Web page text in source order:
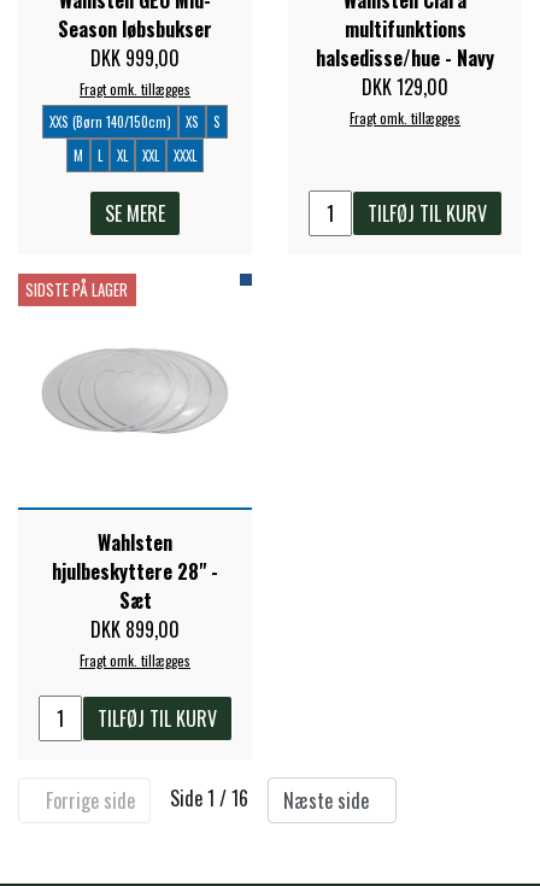
Season løbsbukser
DKK 999,00
Fragt omk. tillægges
XXS (Børn 140/150cm)
XS
S
M
L XL XXL XXXL
SE MERE
multifunktions
halsedisse/hue - Navy
DKK 129,00
Fragt omk. tillægges
TILFØJ TIL KURV
SIDSTE PÅ LAGER
Wahlsten
hjulbeskyttere 28" -
Sæt
DKK 899,00
Fragt omk. tillægges
TILFØJ TIL KURV
Forrige side Side 1 / 16 Næste side